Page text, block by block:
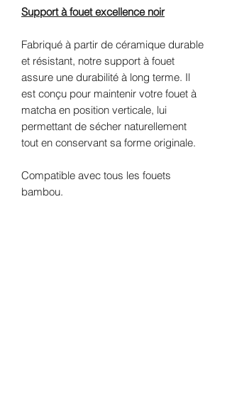
Support à fouet excellence noir
Fabriqué à partir de céramique durable
et résistant, notre support à fouet
assure une durabilité à long terme. Il
est conçu pour maintenir votre fouet à
matcha en position verticale, lui
permettant de sécher naturellement
tout en conservant sa forme originale.
Compatible avec tous les fouets
bambou.